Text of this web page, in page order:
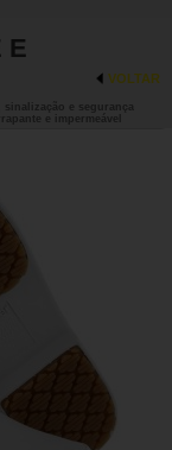
E
VOLTAR
e segurança
e impermeável